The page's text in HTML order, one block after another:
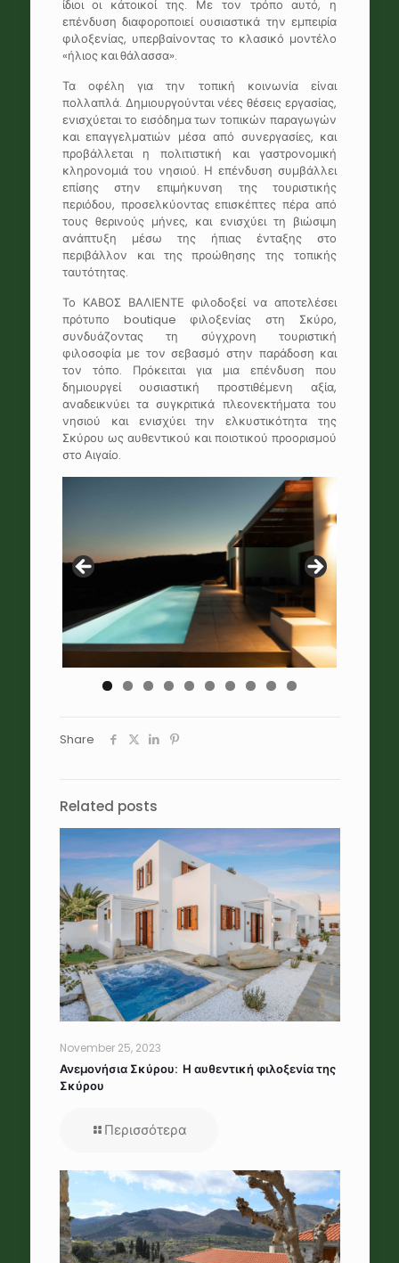
ίδιοι οι κάτοικοί της. Με τον τρόπο αυτό, η
επένδυση διαφοροποιεί ουσιαστικά την εμπειρία
φιλοξενίας, υπερβαίνοντας το κλασικό μοντέλο
«ήλιος και θάλασσα».
Τα οφέλη για την τοπική κοινωνία είναι
πολλαπλά. Δημιουργούνται νέες θέσεις εργασίας,
ενισχύεται το εισόδημα των τοπικών παραγωγών
και επαγγελματιών μέσα από συνεργασίες, και
προβάλλεται η πολιτιστική και γαστρονομική
κληρονομιά του νησιού. Η επένδυση συμβάλλει
επίσης στην επιμήκυνση της τουριστικής
περιόδου, προσελκύοντας επισκέπτες πέρα από
τους θερινούς μήνες, και ενισχύει τη βιώσιμη
ανάπτυξη μέσω της ήπιας ένταξης στο
περιβάλλον και της προώθησης της τοπικής
ταυτότητας.
Το ΚΑΒΟΣ ΒΑΛΙΕΝΤΕ φιλοδοξεί να αποτελέσει
πρότυπο boutique φιλοξενίας στη Σκύρο,
συνδυάζοντας τη σύγχρονη τουριστική
φιλοσοφία με τον σεβασμό στην παράδοση και
τον τόπο. Πρόκειται για μια επένδυση που
δημιουργεί ουσιαστική προστιθέμενη αξία,
αναδεικνύει τα συγκριτικά πλεονεκτήματα του
νησιού και ενισχύει την ελκυστικότητα της
Σκύρου ως αυθεντικού και ποιοτικού προορισμού
στο Αιγαίο.
Share
Related posts
November 25, 2023
Ανεμονήσια Σκύρου: Η αυθεντική φιλοξενία της
Σκύρου
Περισσότερα